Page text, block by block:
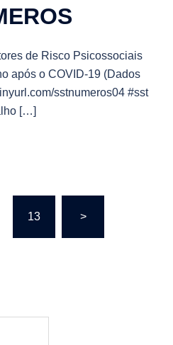
de Risco Psicossociais
após o COVID-19 (Dados
sstnumeros04 #sst
[…]
13 >